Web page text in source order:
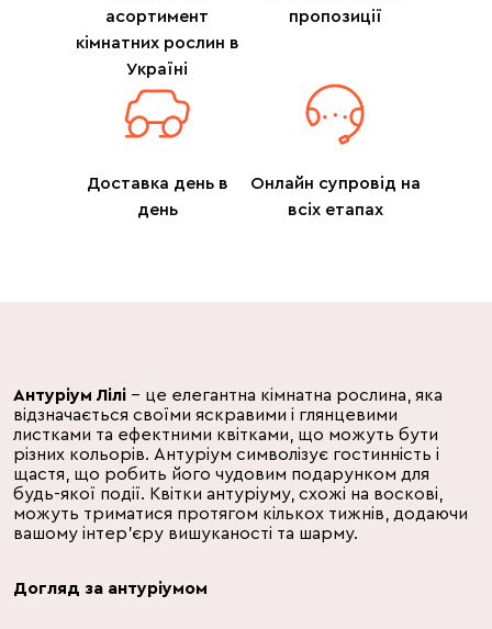
асортимент
кімнатних рослин в
Україні
пропозиції
Доставка день в
день
Онлайн супровід на
всіх етапах
Антуріум Лілі – це елегантна кімнатна рослина, яка
відзначається своїми яскравими і глянцевими
листками та ефектними квітками, що можуть бути
різних кольорів. Антуріум символізує гостинність і
щастя, що робить його чудовим подарунком для
будь-якої події. Квітки антуріуму, схожі на воскові,
можуть триматися протягом кількох тижнів, додаючи
вашому інтер'єру вишуканості та шарму.
Догляд за антуріумом